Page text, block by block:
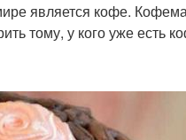
является кофе.
тому, у кого уже есть